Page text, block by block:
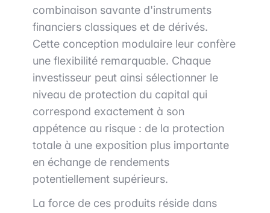
combinaison savante d'instruments
financiers classiques et de dérivés.
Cette conception modulaire leur confère
une flexibilité remarquable. Chaque
investisseur peut ainsi sélectionner le
niveau de protection du capital qui
correspond exactement à son
appétence au risque : de la protection
totale à une exposition plus importante
en échange de rendements
potentiellement supérieurs.
La force de ces produits réside dans